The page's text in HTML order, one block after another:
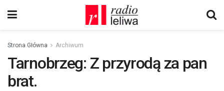
Strona Główna Archiwum
Tarnobrzeg: Z przyrodą za pan
brat.